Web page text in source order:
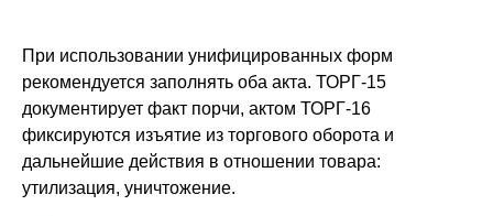
При использовании унифицированных форм
рекомендуется заполнять оба акта. ТОРГ-15
документирует факт порчи, актом ТОРГ-16
фиксируются изъятие из торгового оборота и
дальнейшие действия в отношении товара:
утилизация, уничтожение.